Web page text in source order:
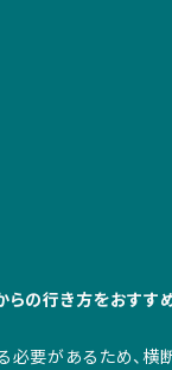
の行き方をおすす
必要があるため、